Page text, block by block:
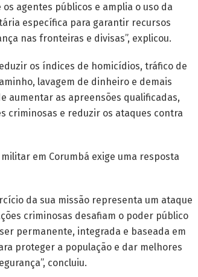
agentes públicos e amplia o uso da
específica para garantir recursos
nas fronteiras e divisas”, explicou.
os índices de homicídios, tráfico de
lavagem de dinheiro e demais
aumentar as apreensões qualificadas,
criminosas e reduzir os ataques contra
em Corumbá exige uma resposta
da sua missão representa um ataque
criminosas desafiam o poder público
permanente, integrada e baseada em
proteger a população e dar melhores
concluiu.